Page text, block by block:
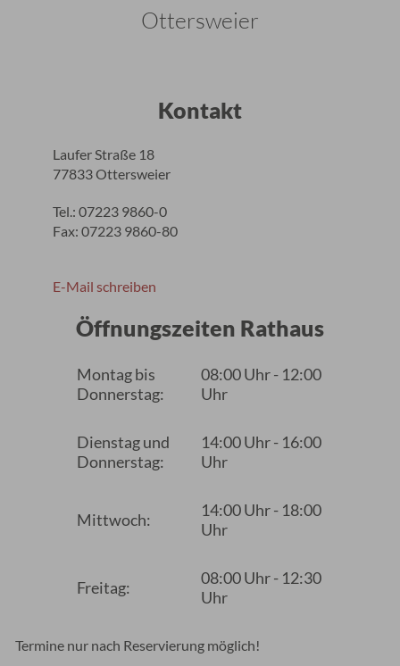
Ottersweier
Kontakt
Laufer Straße 18
77833 Ottersweier
Tel.: 07223 9860-0
Fax: 07223 9860-80
E-Mail schreiben
Öffnungszeiten Rathaus
Montag bis
Donnerstag:
08:00 Uhr - 12:00
Uhr
Dienstag und
Donnerstag:
14:00 Uhr - 16:00
Uhr
Mittwoch:
14:00 Uhr - 18:00
Uhr
Freitag:
08:00 Uhr - 12:30
Uhr
Termine nur nach Reservierung möglich!